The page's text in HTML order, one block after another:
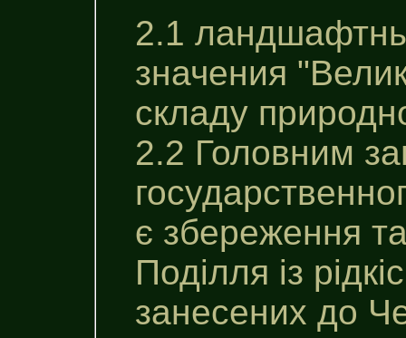
2.1
значения
складу
2.2 Головним
є збереження
Поділля із
занесених до